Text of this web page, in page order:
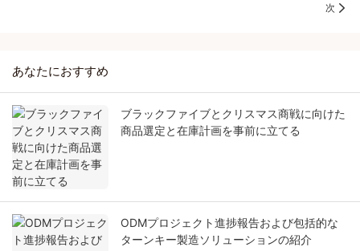
次
あなたにおすすめ
ブラックファイブとクリスマス商戦に向けた
商品選定と在庫計画を事前に立てる
ODMプロジェクト進捗報告および包括的な
ターンキー製造ソリューションの紹介